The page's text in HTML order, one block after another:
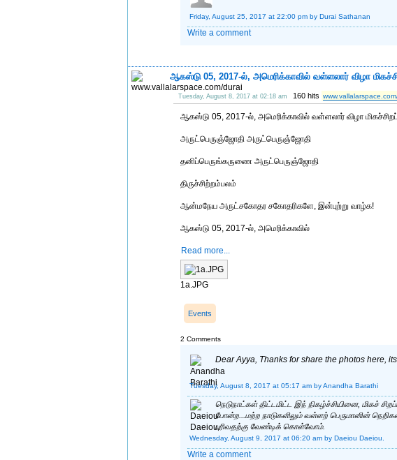
Friday, August 25, 2017 at 22:00 pm by Durai Sathanan
Write a comment
ஆகஸ்டு 05, 2017-ல், அமெரிக்காவில் வள்ளலார் விழா
Tuesday, August 8, 2017 at 02:18 am 160 hits
ஆகஸ்டு 05, 2017-ல், அமெரிக்காவில் வள்ளலார் விழா
அருட்பெருஞ்ஜோதி அருட்பெருஞ்ஜோதி
தனிப்பெருங்கருணை அருட்பெருஞ்ஜோதி
திருச்சிற்றம்பலம்
ஆன்மநேய அருட்சகோதர சகோதரிகளே, இன்புற்று வாழ்க!
ஆகஸ்டு 05, 2017-ல், அமெரிக்காவில்
Read more...
1a.JPG
Events
2 Comments
Dear Ayya, Thanks for share the photos here,
Tuesday, August 8, 2017 at 05:17 am by Anandha Barathi
நெடுநாட்கள் திட்டமிட்ட இந் நிகழ்ச்சியினை, மிகச்
போன்ற...மற்ற நாடுகளிலும் வள்ளற் பெருமானின்
புரிவதற்கு வேண்டிக் கொள்வோம்.
Wednesday, August 9, 2017 at 06:20 am by Daeiou Daeiou.
Write a comment